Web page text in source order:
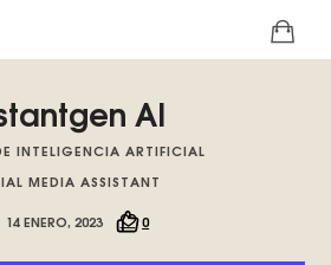
AI
INTELIGENCIA ARTIFICIAL
MEDIA ASSISTANT
14 ENERO, 2023
0